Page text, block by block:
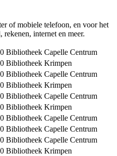
of mobiele telefoon, en voor het
rekenen, internet en meer.
Bibliotheek Capelle Centrum
Bibliotheek Krimpen
Bibliotheek Capelle Centrum
Bibliotheek Krimpen
Bibliotheek Capelle Centrum
Bibliotheek Krimpen
Bibliotheek Capelle Centrum
Bibliotheek Capelle Centrum
Bibliotheek Capelle Centrum
Bibliotheek Krimpen